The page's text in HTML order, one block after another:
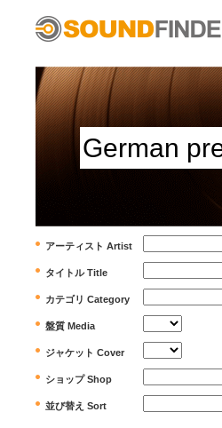
アーティスト Artist
タイトル Title
カテゴリ Category
盤質 Media
ジャケット Cover
ショップ Shop
並び替え Sort